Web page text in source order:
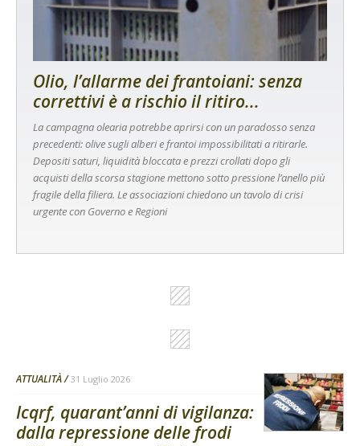
Olio, l’allarme dei frantoiani: senza
correttivi è a rischio il ritiro...
La campagna olearia potrebbe aprirsi con un paradosso senza
precedenti: olive sugli alberi e frantoi impossibilitati a ritirarle.
Depositi saturi, liquidità bloccata e prezzi crollati dopo gli
acquisti della scorsa stagione mettono sotto pressione l’anello più
fragile della filiera. Le associazioni chiedono un tavolo di crisi
urgente con Governo e Regioni
ATTUALITÀ 31 Luglio 2026
Icqrf, quarant’anni di vigilanza:
dalla repressione delle frodi